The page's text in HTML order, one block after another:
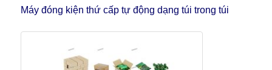
Máy đóng kiện thứ cấp tự động dạng túi trong túi